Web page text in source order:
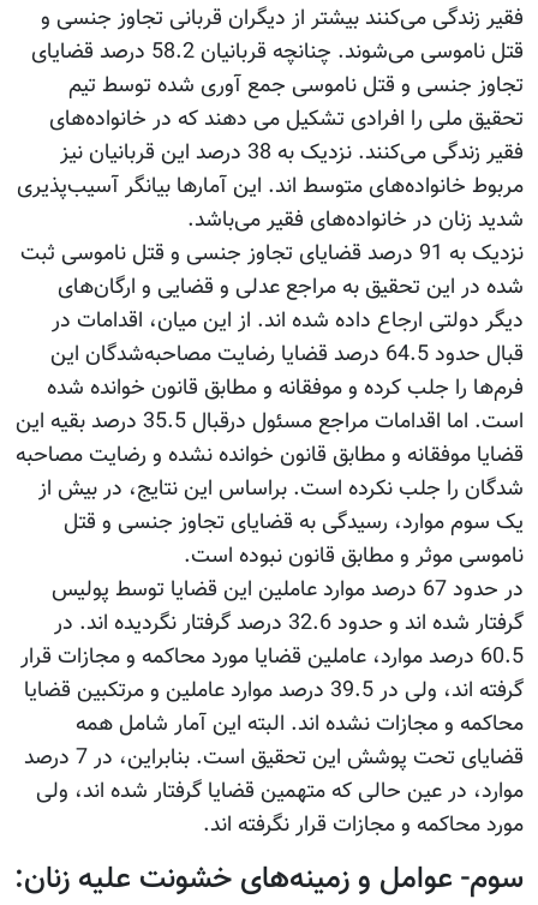
فقیر زندگی می‌کنند بیشتر از دیگران قربانی تجاوز جنسی و
قتل ناموسی می‌شوند. چنانچه قربانیان 58.2 درصد قضایای
تجاوز جنسی و قتل ناموسی جمع آوری شده توسط تیم
تحقیق ملی را افرادی تشکیل می دهند که در خانواده‌های
فقیر زندگی می‌کنند. نزدیک به 38 درصد این قربانیان نیز
مربوط خانواده‌های متوسط اند. این آمارها بیانگر آسیب‌پذیری
شدید زنان در خانواده‌های فقیر می‌باشد.
نزدیک به 91 درصد قضایای تجاوز جنسی و قتل ناموسی ثبت
شده در این تحقیق به مراجع عدلی و قضایی و ارگان‌های
دیگر دولتی ارجاع داده شده اند. از این میان، اقدامات در
قبال حدود 64.5 درصد قضایا رضایت مصاحبه‌شدگان این
فرم‌ها را جلب کرده و موفقانه و مطابق قانون خوانده شده
است. اما اقدامات مراجع مسئول درقبال 35.5 درصد بقیه این
قضایا موفقانه و مطابق قانون خوانده نشده و رضایت مصاحبه
شدگان را جلب نکرده است. براساس این نتایج، در بیش از
یک سوم موارد، رسیدگی به قضایای تجاوز جنسی و قتل
ناموسی موثر و مطابق قانون نبوده است.
در حدود 67 درصد موارد عاملین این قضایا توسط پولیس
گرفتار شده اند و حدود 32.6 درصد گرفتار نگردیده اند. در
60.5 درصد موارد، عاملین قضایا مورد محاکمه و مجازات قرار
گرفته اند، ولی در 39.5 درصد موارد عاملین و مرتکبین قضایا
محاکمه و مجازات نشده اند. البته این آمار شامل همه
قضایای تحت پوشش این تحقیق است. بنابراین، در 7 درصد
موارد، در عین حالی که متهمین قضایا گرفتار شده اند، ولی
مورد محاکمه و مجازات قرار نگرفته اند.
سوم- عوامل و زمینه‌های خشونت علیه زنان: